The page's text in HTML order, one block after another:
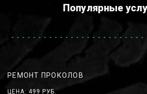
Популярные
РЕМОНТ ПРОКОЛОВ
ЦЕНА: 499 РУБ.